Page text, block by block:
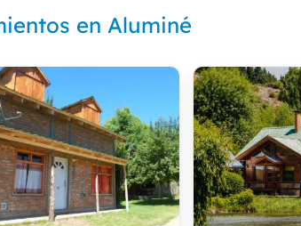
en Aluminé